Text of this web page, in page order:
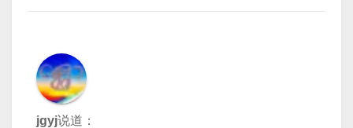
jgyj说道：